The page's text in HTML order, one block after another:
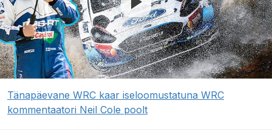
Tänapäevane WRC kaar iseloomustatuna WRC
kommentaatori Neil Cole poolt